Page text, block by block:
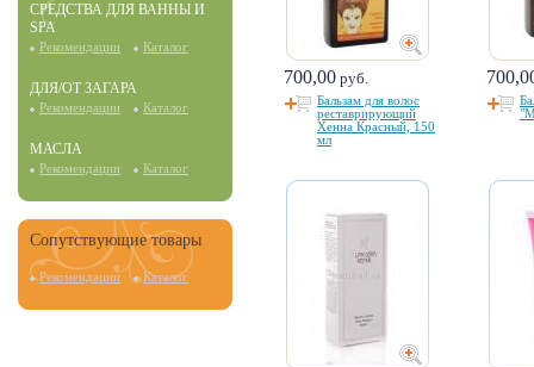
СРЕДСТВА ДЛЯ ВАННЫ И
SPA
Рекомендации Каталог
ДЛЯ/ОТ ЗАГАРА
Рекомендации Каталог
МАСЛА
Рекомендации Каталог
Сопутствующие товары
Рекомендации Каталог
700,00 руб.
Бальзам для волос
реставрирующий
Хенна Красный, 150
мл